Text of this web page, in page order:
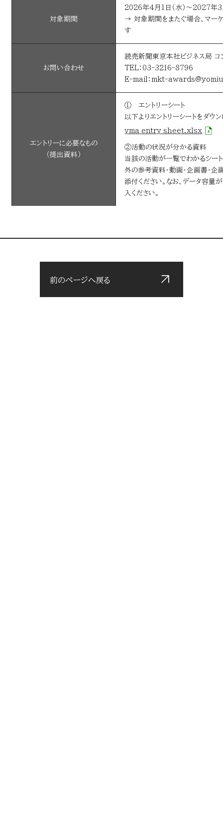
対象期間
2026年4月1日（水）～2027年3
→ 対象期間をまたぐ場合、マー
す
お問い合わせ
読売新聞東京本社ビジネス局 コ
TEL：03-3216-8796
E-mail：mkt-
エントリーに必要なもの
（提出資料）
① エントリーシート
以下よりエントリーシートをダウン
yma_entry_sheet.xlsx
②活動の状況が分かる資料
当該の活動が一覧でわかるシー
外の参考資料・動画・企画書・
添付ください。なお、データ容量
入ください。
前のページへ戻る